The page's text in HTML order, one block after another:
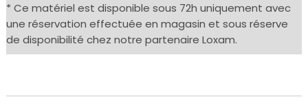
* Ce matériel est disponible sous 72h uniquement avec
une réservation effectuée en magasin et sous réserve
de disponibilité chez notre partenaire Loxam.